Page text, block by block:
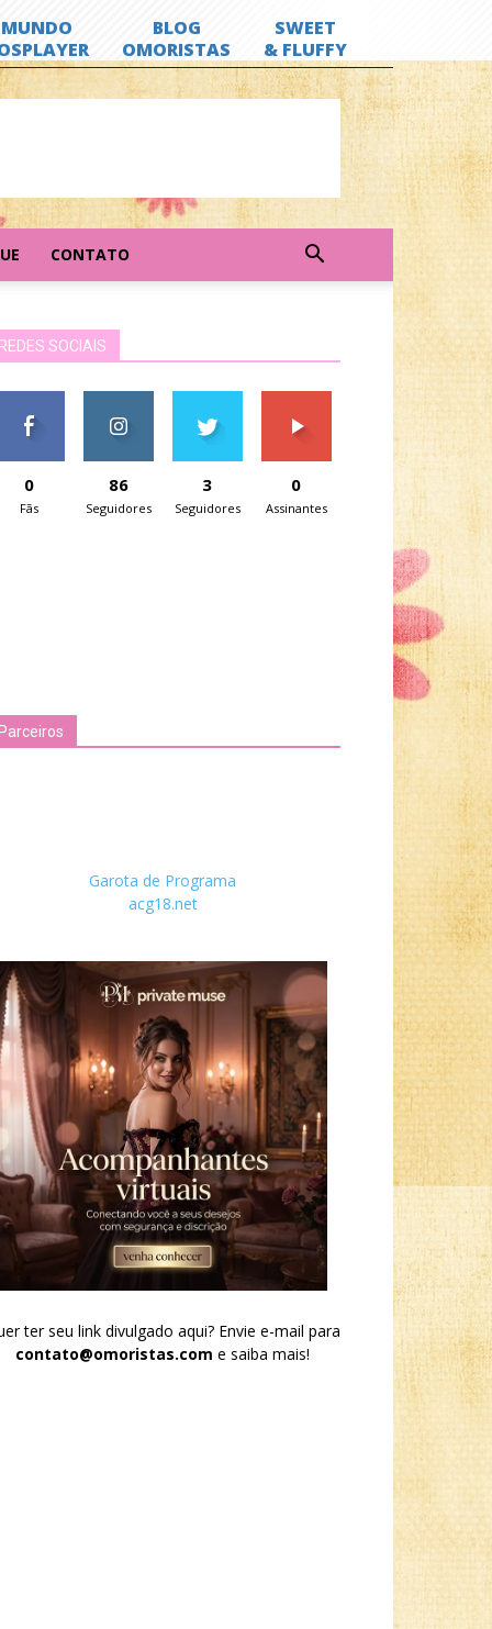
CONTATO
SOCIAIS
0
Fãs
86
Seguidores
3
Seguidores
0
Assinantes
Garota de Programa
acg18.net
ter seu link divulgado aqui? Envie e-mail para
contato@omoristas.com e saiba mais!